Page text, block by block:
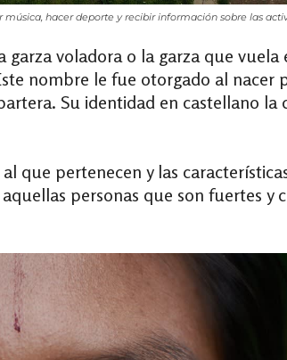
hacer deporte y recibir información sobre las
voladora o la garza que vuela
nombre le fue otorgado al nacer
Su identidad en castellano la
que pertenecen y las
personas que son fuertes y